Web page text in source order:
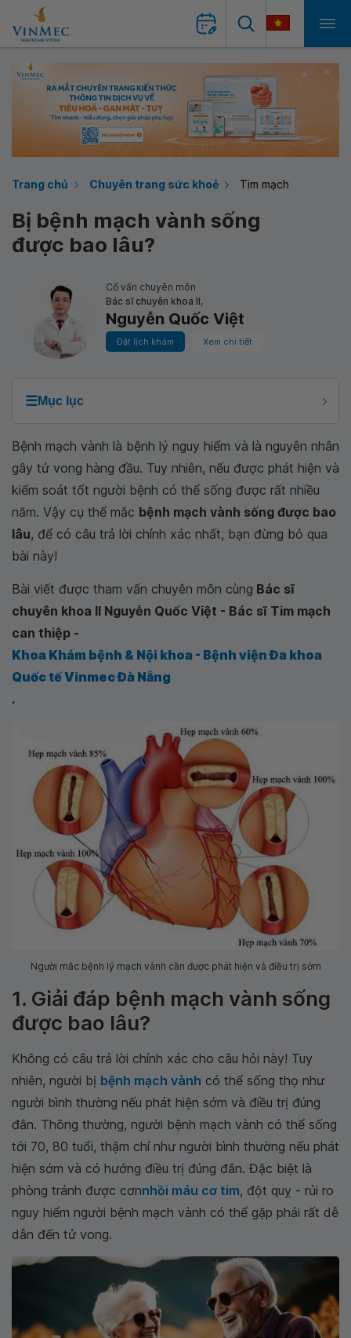
Trang chủ Chuyên trang sức khoẻ Tim mạch
Bị bệnh mạch vành sống
được bao lâu?
Cố vấn chuyên môn
Bác sĩ chuyên khoa II,
Nguyễn Quốc Việt
Đặt lịch khám Xem chi tiết
☰Mục lục
Bệnh mạch vành là bệnh lý nguy hiểm và là nguyên nhân
gây tử vong hàng đầu. Tuy nhiên, nếu được phát hiện và
kiểm soát tốt người bệnh có thể sống được rất nhiều
năm. Vậy cụ thể mắc bệnh mạch vành sống được bao
lâu, để có câu trả lời chính xác nhất, bạn đừng bỏ qua
bài này!
Bài viết được tham vấn chuyên môn cùng Bác sĩ
chuyên khoa II Nguyễn Quốc Việt - Bác sĩ Tim mạch
can thiệp -
Khoa Khám bệnh & Nội khoa - Bệnh viện Đa khoa
Quốc tế Vinmec Đà Nẵng
.
Người mắc bệnh lý mạch vành cần được phát hiện và điều trị sớm
1. Giải đáp bệnh mạch vành sống
được bao lâu?
Không có câu trả lời chính xác cho câu hỏi này! Tuy
nhiên, người bị bệnh mạch vành có thể sống thọ như
người bình thường nếu phát hiện sớm và điều trị đúng
đắn. Thông thường, người bệnh mạch vành có thể sống
tới 70, 80 tuổi, thậm chí như người bình thường nếu phát
hiện sớm và có hướng điều trị đúng đắn. Đặc biệt là
phòng tránh được cơnnhồi máu cơ tim, đột quỵ - rủi ro
nguy hiểm người bệnh mạch vành có thể gặp phải rất dễ
dẫn đến tử vong.